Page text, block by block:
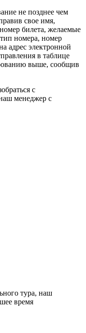
не позднее чем
свое имя,
билета, желаемые
номера, номер
адрес электронной
в таблице
выше, сообщив
с
менеджер с
тура, наш
время